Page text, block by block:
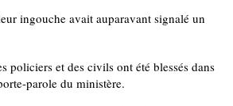
ingouche avait auparavant signalé un
et des civils ont été blessés dans
parole du ministère.